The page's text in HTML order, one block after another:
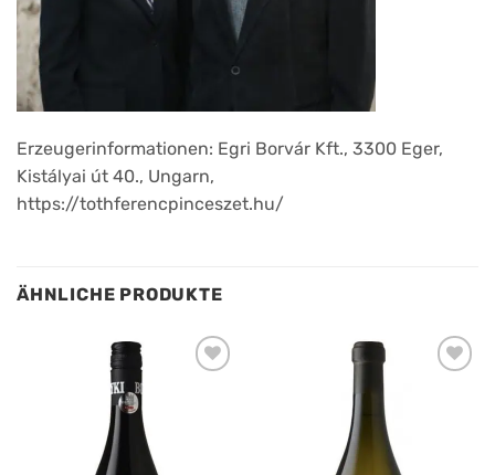
Erzeugerinformationen: Egri Borvár Kft., 3300 Eger,
Kistályai út 40., Ungarn,
https://tothferencpinceszet.hu/
ÄHNLICHE PRODUKTE